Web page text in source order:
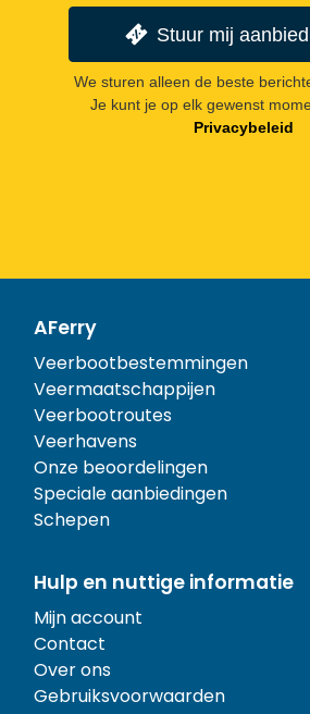
Stuur mij
We sturen alleen de beste
Je kunt je op elk gewenst
Privacybeleid
AFerry
Veerbootbestemmingen
Veermaatschappijen
Veerbootroutes
Veerhavens
Onze beoordelingen
Speciale aanbiedingen
Schepen
Hulp en nuttige informatie
Mijn account
Contact
Over ons
Gebruiksvoorwaarden